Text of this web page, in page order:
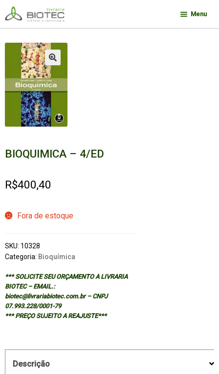
Pular
para
navegação
Pular
para
o
conteúdo
Menu
🔍
BIOQUIMICA – 4/ED
R$400,40
Fora de estoque
SKU: 10328
Categoria: Bioquímica
*** SOLICITE SEU ORÇAMENTO A LIVRARIA
BIOTEC – EMAIL.:
biotec@livrariabiotec.com.br – CNPJ
07.993.228/0001-79
*** PREÇO SUJEITO A REAJUSTE***
Descrição